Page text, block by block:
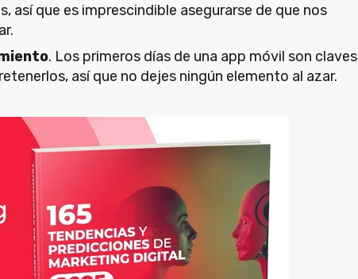
así que es imprescindible asegurarse de que nos
. Los primeros días de una app móvil son claves
así que no dejes ningún elemento al azar.